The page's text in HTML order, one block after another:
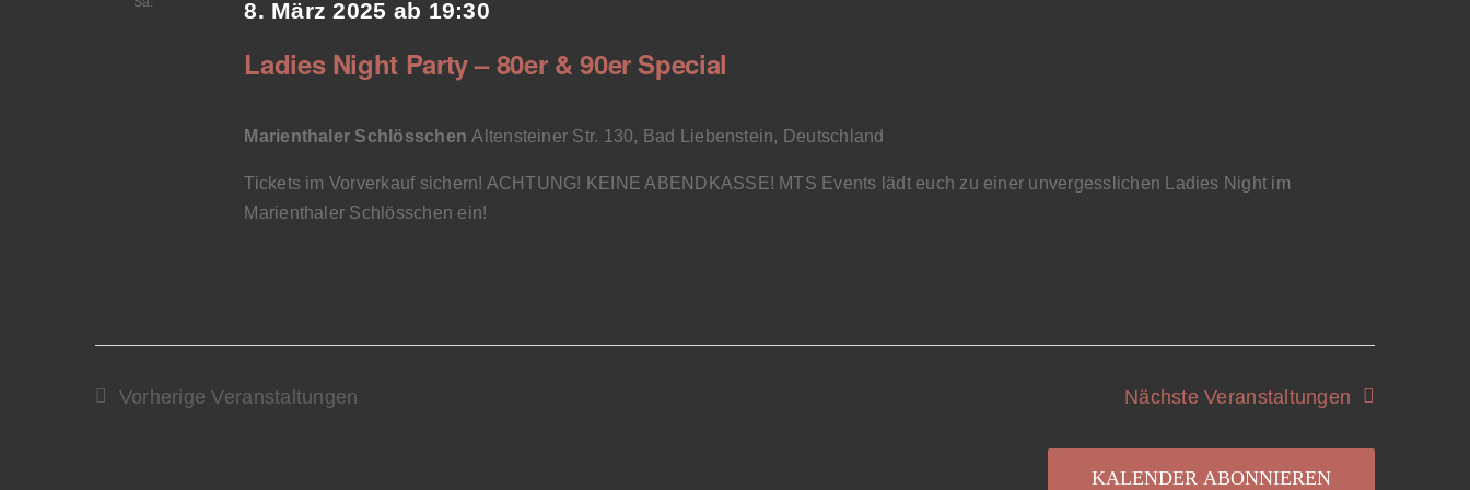
Ladies Night Party – 80er & 90er Special
8. März 2025 ab 19:30
Marienthaler SchlösschenAltensteiner Str. 130, Bad Liebenstein, Deutschland
Tickets im Vorverkauf sichern! ACHTUNG! KEINE ABENDKASSE! MTS Events lädt euch zu einer unvergesslichen Ladies Night im
Marienthaler Schlösschen ein!
VorherigeVeranstaltungen NächsteVeranstaltungen
KALENDER ABONNIEREN